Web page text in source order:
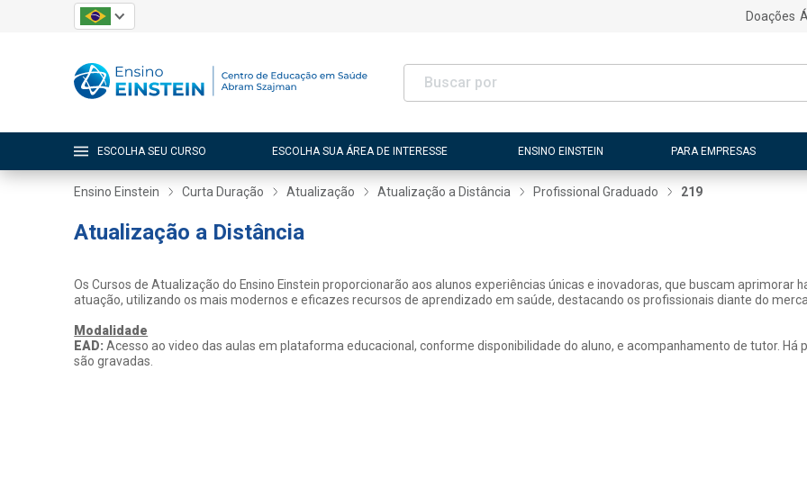
Doações
ESCOLHA SEU CURSO ESCOLHA SUA ÁREA DE INTERESSE ENSINO EINSTEIN PARA EMPRESAS
Ensino Einstein Curta Duração Atualização Atualização a Distância Profissional Graduado 219
Atualização a Distância
Os Cursos de Atualização do Ensino Einstein proporcionarão aos alunos experiências únicas e inovadoras, que buscam
atuação, utilizando os mais modernos e eficazes recursos de aprendizado em saúde, destacando os profissionais diante do
Modalidade
EAD:Acesso ao video das aulas em plataforma educacional, conforme disponibilidade do aluno, e acompanhamento de tutor. Há
são gravadas.